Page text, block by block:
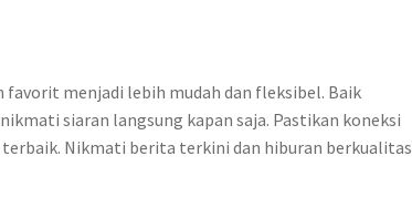
menjadi lebih mudah dan fleksibel. Baik
siaran langsung kapan saja. Pastikan koneksi
Nikmati berita terkini dan hiburan berkualitas